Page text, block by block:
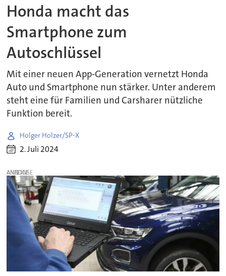
Honda macht das
Smartphone zum
Autoschlüssel
Mit einer neuen App-Generation vernetzt Honda
Auto und Smartphone nun stärker. Unter anderem
steht eine für Familien und Carsharer nützliche
Funktion bereit.
Holger Holzer/SP-X
2. Juli 2024
ANZEIGE